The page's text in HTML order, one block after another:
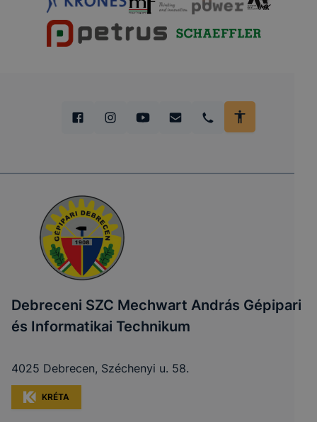
Debreceni SZC Mechwart András Gépipari
és Informatikai Technikum
4025 Debrecen, Széchenyi u. 58.
KRÉTA